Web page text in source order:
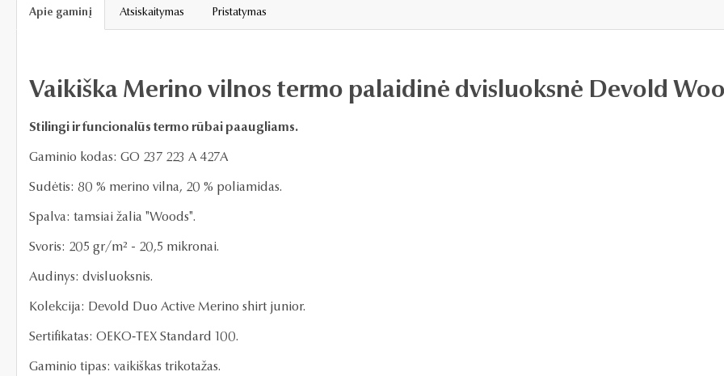
Apie gaminį Atsiskaitymas Pristatymas
Vaikiška Merino vilnos termo palaidinė dvisluoksnė Devold
Stilingi ir funcionalūs termo rūbai paaugliams.
Gaminio kodas: GO 237 223 A 427A
Sudėtis: 80 % merino vilna, 20 % poliamidas.
Spalva: tamsiai žalia "Woods".
Svoris: 205 gr/m² - 20,5 mikronai.
Audinys: dvisluoksnis.
Kolekcija: Devold Duo Active Merino shirt junior.
Sertifikatas: OEKO‑TEX Standard 100.
Gaminio tipas: vaikiškas trikotažas.